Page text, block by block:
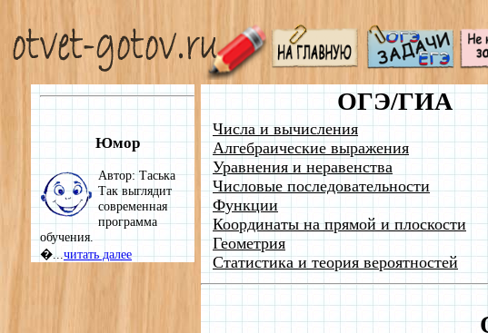
Юмор
Автор: Таська
Так выглядит
современная
программа
обучения.
�...читать далее
ОГЭ/ГИА
Числа и вычисления
Алгебраические выражения
Уравнения и неравенства
Числовые последовательности
Функции
Координаты на прямой и плоскости
Геометрия
Статистика и теория вероятностей